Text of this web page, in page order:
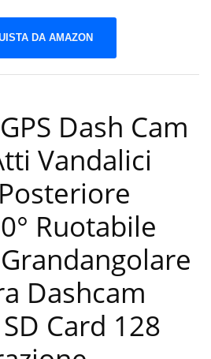
DA AMAZON
Dash Cam
Vandalici
Ruotabile
Dashcam
Card 128